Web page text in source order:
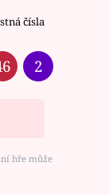
čísla
2
hře může